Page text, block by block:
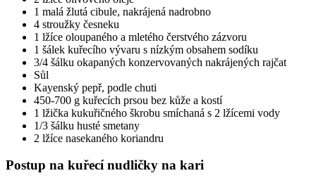
1 malá žlutá cibule, nakrájená nadrobno
4 stroužky česneku
1 lžíce oloupaného a mletého čerstvého zázvoru
1 šálek kuřecího vývaru s nízkým obsahem sodíku
3/4 šálku okapaných konzervovaných nakrájených rajčat
Sůl
Kayenský pepř, podle chuti
450-700 g kuřecích prsou bez kůže a kostí
1 lžička kukuřičného škrobu smíchaná s 2 lžícemi vody
1/3 šálku husté smetany
2 lžíce nasekaného koriandru
Postup na kuřecí nudličky na kari